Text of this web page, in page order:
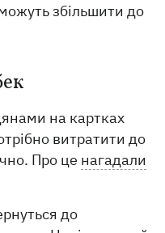
збільшити до
на картках
витратити до
Про це нагадали
до